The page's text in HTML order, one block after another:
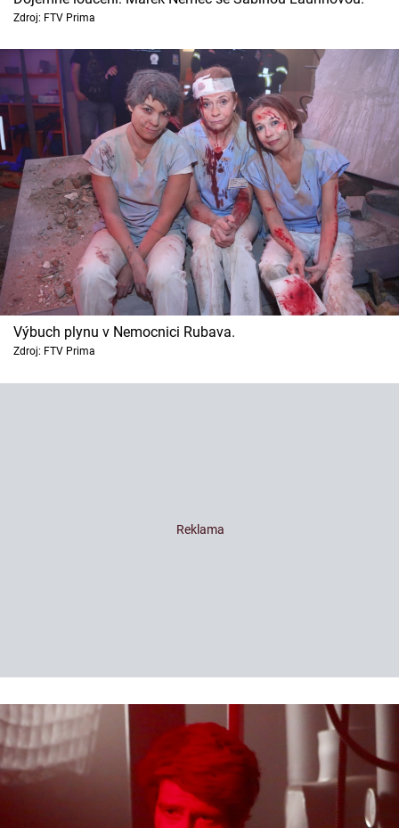
Sledujte prima+
Filmový festival Karlovy Vary
Pořady
Mámy sobě
Přihlášení
Sledujte nás
Zdroj: FTV Prima
Výbuch plynu v Nemocnici Rubava.
Zdroj: FTV Prima